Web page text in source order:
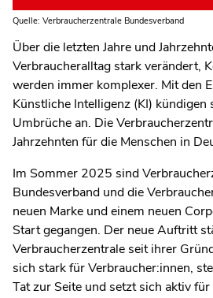
Quelle: Verbraucherzentrale Bundesverband
Über die letzten Jahre und
Verbraucheralltag stark verändert,
werden immer komplexer. Mit den
Künstliche Intelligenz (KI) kündigen
Umbrüche an. Die
Jahrzehnten für die Menschen in
Im Sommer 2025 sind
Bundesverband und die
neuen Marke und einem neuen
Start gegangen. Der neue Auftritt
Verbraucherzentrale seit ihrer
sich stark für Verbraucher:innen,
Tat zur Seite und setzt sich aktiv